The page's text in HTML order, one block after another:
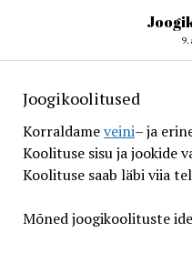
9.
Joogikoolitused
Korraldameveini– ja
Koolituse sisu ja jookide
Koolituse saab läbi viia
Mõned joogikoolituste